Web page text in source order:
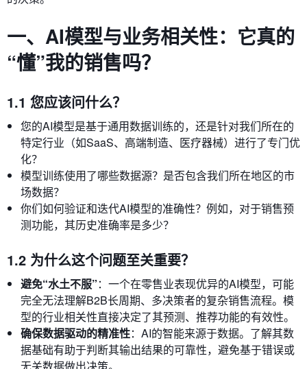
一、AI模型与业务相关性：它真的
“懂”我的销售吗？
1.1 您应该问什么？
您的AI模型是基于通用数据训练的，还是针对我们所在的
特定行业（如SaaS、高端制造、医疗器械）进行了专门优
化？
模型训练使用了哪些数据源？是否包含我们所在地区的市
场数据？
你们如何验证和迭代AI模型的准确性？例如，对于销售预
测功能，其历史准确率是多少？
1.2 为什么这个问题至关重要？
避免“水土不服”：一个在零售业表现优异的AI模型，可能
完全无法理解B2B长周期、多决策者的复杂销售流程。模
型的行业相关性直接决定了其预测、推荐功能的有效性。
确保数据驱动的精准性：AI的智能来源于数据。了解其数
据基础有助于判断其输出结果的可靠性，避免基于错误或